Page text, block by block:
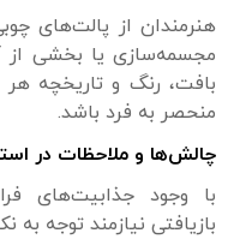
هنرمندان از پالت‌های
مجسمه‌سازی یا بخشی از
بافت، رنگ و تاریخچه
منحصر به فرد باشد.
چالش‌ها و ملاحظات در
با وجود جذابیت‌های
بازیافتی نیازمند توجه